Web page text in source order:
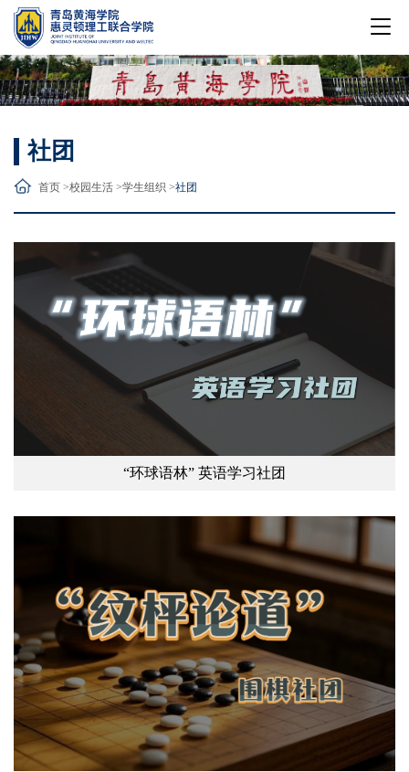
社团
首页 >校园生活 >学生组织 >社团
“环球语林” 英语学习社团